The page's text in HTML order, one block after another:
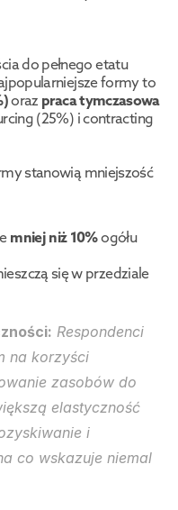
do pełnego etatu
rośnie znaczenie elastyczności. Najpopularniejsze formy to
oraz praca tymczasowa
(25%) i contracting
stanowią mniejszość
mniej niż 10% ogółu
U podobnej grupy (ok. 40%) mieszczą się w przedziale
Respondenci
na korzyści
zasobów do
elastyczność
i
co wskazuje niemal